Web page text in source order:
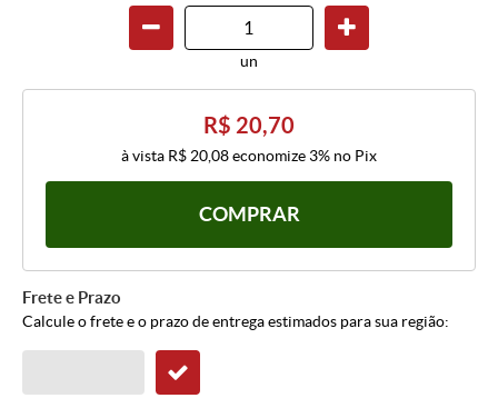
un
R$ 20,70
à vista R$ 20,08economize 3% no Pix
COMPRAR
Frete e Prazo
Calcule o frete e o prazo de entrega estimados para sua região: